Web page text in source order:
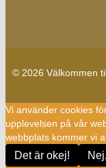
© 2026 Välkommen
Vi använder cookies
upplevelsen på vår
webbplats kommer vi
Det är okej!